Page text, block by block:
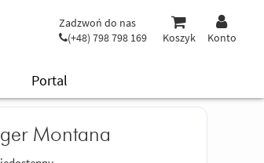
Zadzwoń do nas
(+48) 798 798 169
Koszyk Konto
Portal
Montana